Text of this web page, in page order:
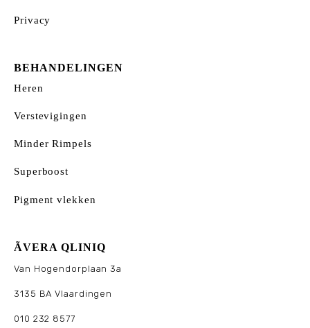
Privacy
BEHANDELINGEN
Heren
Verstevigingen
Minder Rimpels
Superboost
Pigment vlekken
ÃVERA QLINIQ
Van Hogendorplaan 3a
3135 BA Vlaardingen
010 232 8577